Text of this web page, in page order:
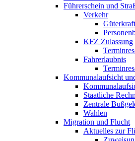
Führerschein und
Verkehr
KFZ Zulassung
Fahrerlaubnis
Kommunalaufsicht
Staatliche
Zentrale
Wahlen
Migration und Flucht
Aktuelles zur